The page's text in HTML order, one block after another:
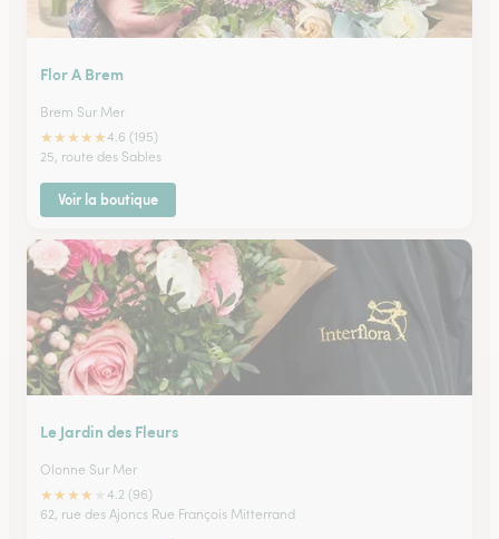
Flor A Brem
Brem Sur Mer
★★★★★4.6 (195)
25, route des Sables
Voir la boutique
Le Jardin des Fleurs
Olonne Sur Mer
★★★★
4.2 (96)
62, rue des Ajoncs Rue François Mitterrand